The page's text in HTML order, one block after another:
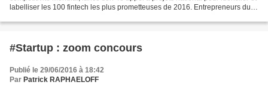
labelliser les 100 fintech les plus prometteuses de 2016. Entrepreneurs du
#Startup : zoom concours
Publié le 29/06/2016 à 18:42
Par Patrick RAPHAELOFF